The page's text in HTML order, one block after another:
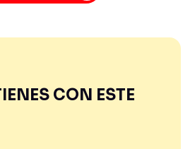
CON ESTE